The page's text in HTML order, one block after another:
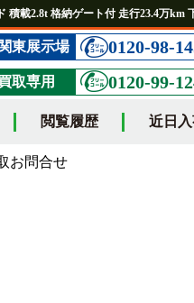
載2.8t 格納ゲート付 走行23.4万km
東展示場 0120-98-
取専用 0120-99-
閲覧履歴 近日
問合せ